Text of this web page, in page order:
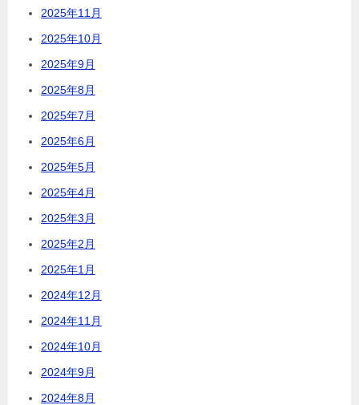
2025年11月
2025年10月
2025年9月
2025年8月
2025年7月
2025年6月
2025年5月
2025年4月
2025年3月
2025年2月
2025年1月
2024年12月
2024年11月
2024年10月
2024年9月
2024年8月